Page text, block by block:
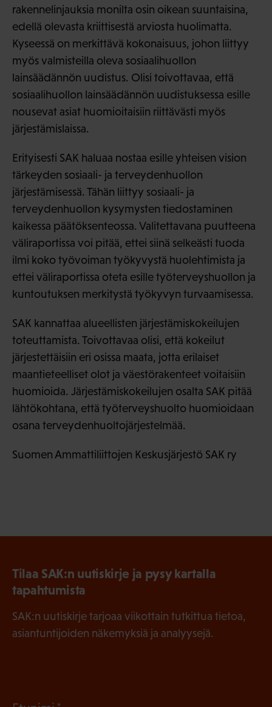
rakennelinjauksia monilta osin oikean suuntaisina,
edellä olevasta kriittisestä arviosta huolimatta.
Kyseessä on merkittävä kokonaisuus, johon liittyy
myös valmisteilla oleva sosiaalihuollon
lainsäädännön uudistus. Olisi toivottavaa, että
sosiaalihuollon lainsäädännön uudistuksessa esille
nousevat asiat huomioitaisiin riittävästi myös
järjestämislaissa.
Erityisesti SAK haluaa nostaa esille yhteisen vision
tärkeyden sosiaali- ja terveydenhuollon
järjestämisessä. Tähän liittyy sosiaali- ja
terveydenhuollon kysymysten tiedostaminen
kaikessa päätöksenteossa. Valitettavana puutteena
väliraportissa voi pitää, ettei siinä selkeästi tuoda
ilmi koko työvoiman työkyvystä huolehtimista ja
ettei väliraportissa oteta esille työterveyshuollon ja
kuntoutuksen merkitystä työkyvyn turvaamisessa.
SAK kannattaa alueellisten järjestämiskokeilujen
toteuttamista. Toivottavaa olisi, että kokeilut
järjestettäisiin eri osissa maata, jotta erilaiset
maantieteelliset olot ja väestörakenteet voitaisiin
huomioida. Järjestämiskokeilujen osalta SAK pitää
lähtökohtana, että työterveyshuolto huomioidaan
osana terveydenhuoltojärjestelmää.
Suomen Ammattiliittojen Keskusjärjestö SAK ry
Tilaa SAK:n uutiskirje ja pysy kartalla
tapahtumista
SAK:n uutiskirje tarjoaa viikottain tutkittua tietoa,
asiantuntijoiden näkemyksiä ja analyysejä.